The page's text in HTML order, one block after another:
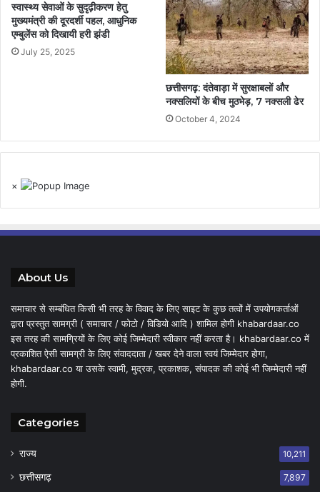
स्वास्थ्य सेवाओं के सुदृढ़ीकरण हेतु
मुख्यमंत्री की दूरदर्शी पहल, आधुनिक
एम्बुलेंस को दिखायी हरी झंडी
July 25, 2025
छत्तीसगढ़: दंतेवाड़ा में सुरक्षाबलों और
नक्सलियों के बीच मुठभेड़, 7 नक्सली ढेर
October 4, 2024
×
About Us
समाचार से सम्बंधित किसी भी तरह के विवाद के लिए साइट के कुछ तत्वों में उपयोगकर्ताओं
द्वारा प्रस्तुत सामग्री ( समाचार / फोटो / विडियो आदि ) शामिल होगी khabardaar.co
इस तरह की सामग्रियों के लिए कोई जिम्मेदारी स्वीकार नहीं करता है। khabardaar.co में
प्रकाशित ऐसी सामग्री के लिए संवाददाता / खबर देने वाला स्वयं जिम्मेदार होगा,
khabardaar.co या उसके स्वामी, मुद्रक, प्रकाशक, संपादक की कोई भी जिम्मेदारी नहीं
होगी.
Categories
राज्य 10,211
छत्तीसगढ़ 7,897